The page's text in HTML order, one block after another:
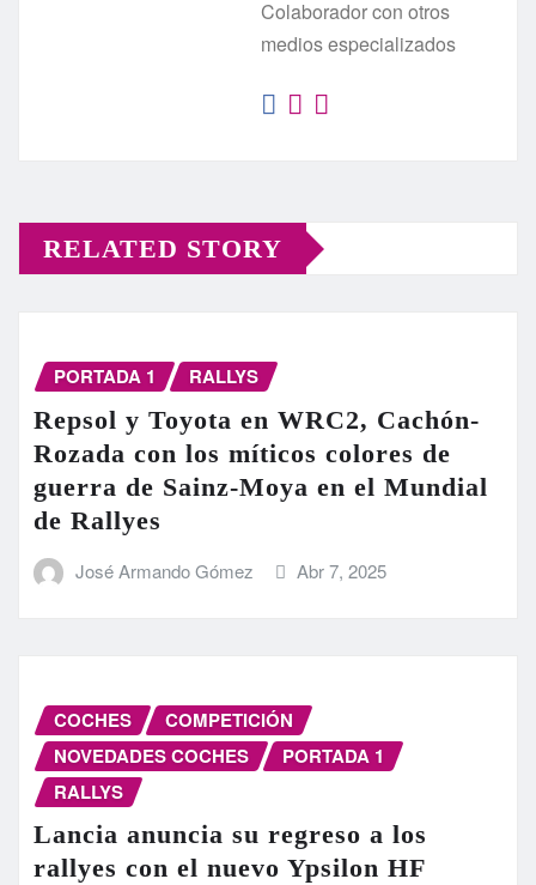
Colaborador con otros
medios especializados
RELATED STORY
PORTADA 1 RALLYS
Repsol y Toyota en WRC2, Cachón-
Rozada con los míticos colores de
guerra de Sainz-Moya en el Mundial
de Rallyes
José Armando Gómez Abr 7, 2025
COCHES
COMPETICIÓN
NOVEDADES COCHES
PORTADA 1
RALLYS
Lancia anuncia su regreso a los
rallyes con el nuevo Ypsilon HF